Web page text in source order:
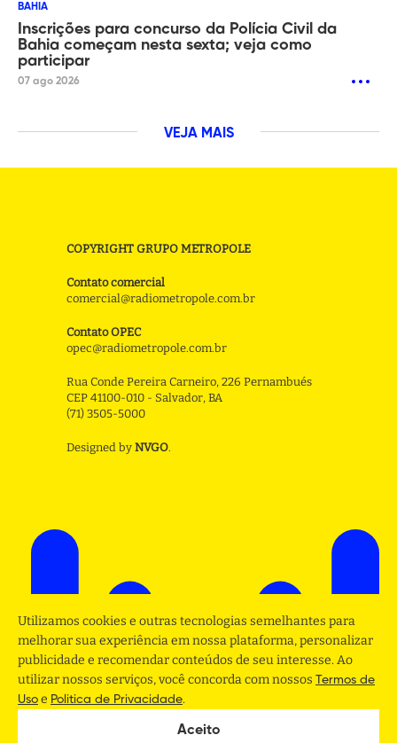
BAHIA
Inscrições para concurso da Polícia Civil da
Bahia começam nesta sexta; veja como
participar
07 ago 2026
VEJA MAIS
COPYRIGHT GRUPO METROPOLE
Contato comercial
comercial@radiometropole.com.br
Contato OPEC
opec@radiometropole.com.br
Rua Conde Pereira Carneiro, 226 Pernambués
CEP 41100-010 - Salvador, BA
(71) 3505-5000
Designed by NVGO.
Utilizamos cookies e outras tecnologias semelhantes para
melhorar sua experiência em nossa plataforma, personalizar
publicidade e recomendar conteúdos de seu interesse. Ao
utilizar nossos serviços, você concorda com nossos Termos de
Uso e Politica de Privacidade.
Aceito